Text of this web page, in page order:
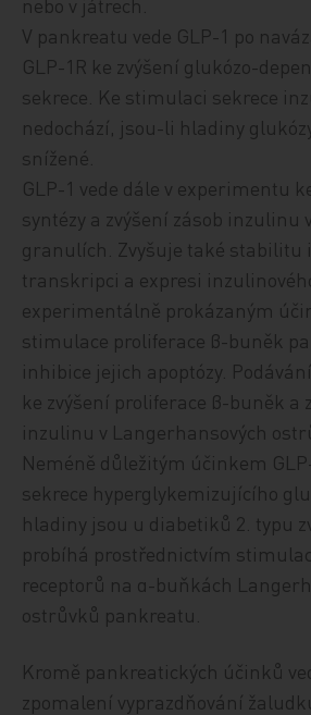
V pankreatu vede GLP-1 po
GLP-1R ke zvýšení glukózo-
sekrece. Ke stimulaci sekrece
nedochází, jsou-li hladiny
snížené.
GLP-1 vede dále v experimentu
syntézy a zvýšení zásob inzulinu
granulích. Zvyšuje také stabilitu
transkripci a expresi
experimentálně prokázaným
stimulace proliferace β-buněk
inhibice jejich apoptózy.
ke zvýšení proliferace β-buněk a
inzulinu v Langerhansových
Neméně důležitým účinkem
sekrece hyperglykemizujícího
hladiny jsou u diabetiků 2. typu
probíhá prostřednictvím
receptorů na α-buňkách
ostrůvků pankreatu.
Kromě pankreatických účinků
zpomalení vyprazdňování